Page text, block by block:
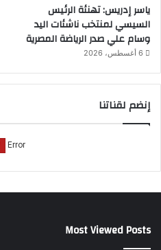
ياسر إدريس: تهنئة الرئيس
السيسي لمنتخب ناشئات اليد
وسام علي صدر الرياضة المصرية
6 أغسطس، 2026
إنضم لقناتنا
Most Viewed Posts